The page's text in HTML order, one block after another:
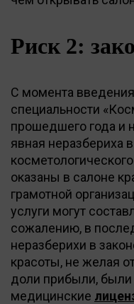
Риск 2:
С момента
специальности
прошедшего года и
явная неразбериха
оказаны в салоне
грамотной
услуги могут
сожалению, в
неразберихи в
красоты, не желая
доли прибыли,
медицинские